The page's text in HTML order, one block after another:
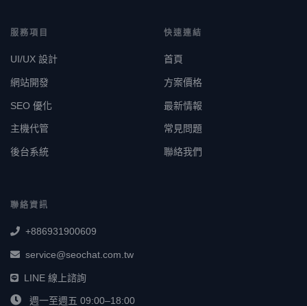
服務項目
UI/UX 設計
網站開發
SEO 優化
主機代管
後台系統
快速連結
首頁
方案價格
最新情報
常見問題
聯絡我們
聯絡資訊
+886931900609
service@seochat.com.tw
LINE 線上諮詢
週一至週五 09:00–18:00